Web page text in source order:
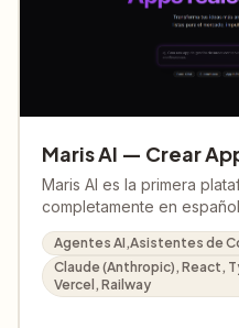
Maris AI — Crear
Maris AI es la primera
completamente en
especializados
Frontend Engineer,
Visual Evaluator) generan
TypeScript + Express +
Agentes AI,Asistentes de
Claude (Anthropic), React,
Vercel, Railway